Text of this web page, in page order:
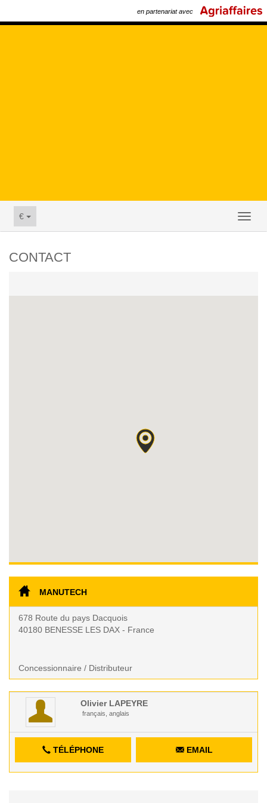
en partenariat avec
€
CONTACT
MANUTECH
678 Route du pays Dacquois
40180 BENESSE LES DAX - France
Concessionnaire / Distributeur
Olivier LAPEYRE
français, anglais
TÉLÉPHONE EMAIL